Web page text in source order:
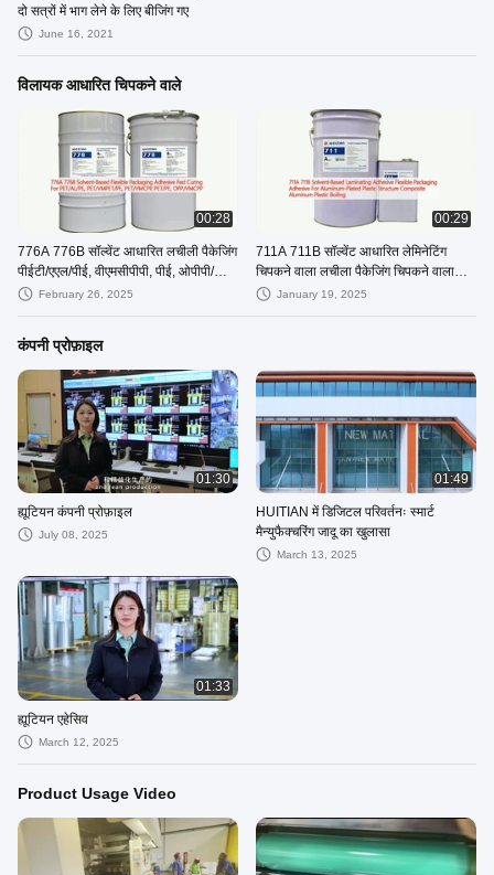
दो सत्रों में भाग लेने के लिए बीजिंग गए
June 16, 2021
विलायक आधारित चिपकने वाले
00:28
776A 776B सॉल्वेंट आधारित लचीली पैकेजिंग
पीईटी/एएल/पीई, वीएमसीपीपी, पीई, ओपीपी/
वीएमसीपीपी के लिए तेजी से इलाज चिपकने वाला
February 26, 2025
00:29
711A 711B सॉल्वेंट आधारित लेमिनेटिंग
चिपकने वाला लचीला पैकेजिंग चिपकने वाला
एल्यूमीनियम-प्लेटेड प्लास्टिक संरचना के लिए
January 19, 2025
कंपनी प्रोफ़ाइल
01:30
ह्यूटियन कंपनी प्रोफ़ाइल
July 08, 2025
01:49
HUITIAN में डिजिटल परिवर्तनः स्मार्ट
मैन्युफैक्चरिंग जादू का खुलासा
March 13, 2025
01:33
ह्यूटियन एहेसिव
March 12, 2025
Product Usage Video